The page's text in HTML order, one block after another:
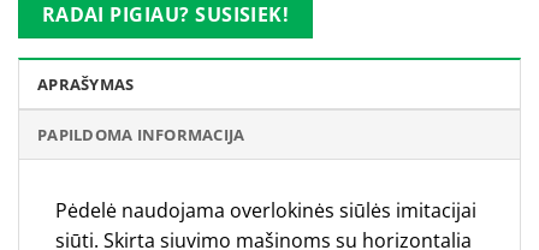
RADAI PIGIAU? SUSISIEK!
APRAŠYMAS
PAPILDOMA INFORMACIJA
Pėdelė naudojama overlokinės siūlės imitacijai
siūti. Skirta siuvimo mašinoms su horizontalia